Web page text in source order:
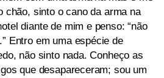
chão, sinto o cano da arma na
diante de mim e penso: “não
Entro em uma espécie de
não sinto nada. Conheço as
que desapareceram; sou um